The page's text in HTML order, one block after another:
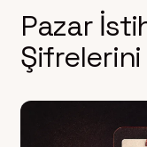
Pazar